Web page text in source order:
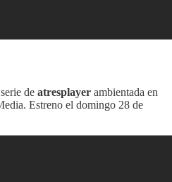
de atresplayer ambientada en
Estreno el domingo 28 de